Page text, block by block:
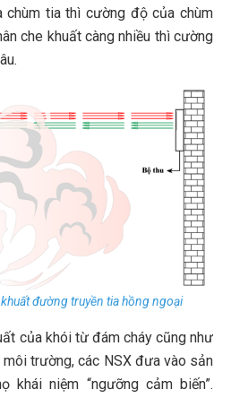
chùm tia thì cường độ của chùm
che khuất càng nhiều thì cường
đường truyền tia hồng ngoại
của khói từ đám cháy cũng như
trường, các NSX đưa vào sản
khái niệm “ngưỡng cảm biến”.